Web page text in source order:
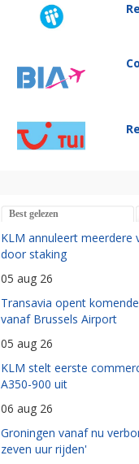
Best gelezen
KLM annuleert meerdere
door staking
05 aug 26
Transavia opent
vanaf Brussels Airport
05 aug 26
KLM stelt eerste
A350-900 uit
06 aug 26
Groningen vanaf nu
zeven uur rijden'